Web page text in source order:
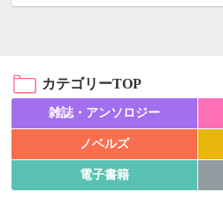
カテゴリーTOP
雑誌・アンソロジー
ノベルズ
電子書籍